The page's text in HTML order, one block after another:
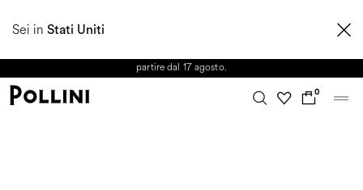
Sei in Stati Uniti
AUTUNNO/INVERNO 2026. Dall'8 al 16 agosto il Servizio Clienti non sarà
partire dal 17 agosto.
0